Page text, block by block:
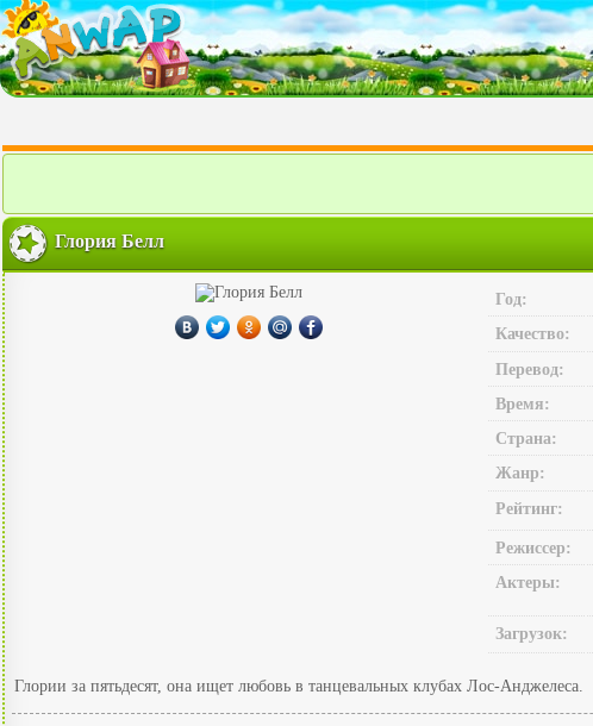
Глория Белл
Год:
Качество:
Перевод:
Время:
Страна:
Жанр:
Рейтинг:
Режиссер:
Актеры:
Загрузок:
Глории за пятьдесят, она ищет любовь в танцевальных клубах Лос-Анджелеса.